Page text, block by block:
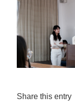
Share this entry